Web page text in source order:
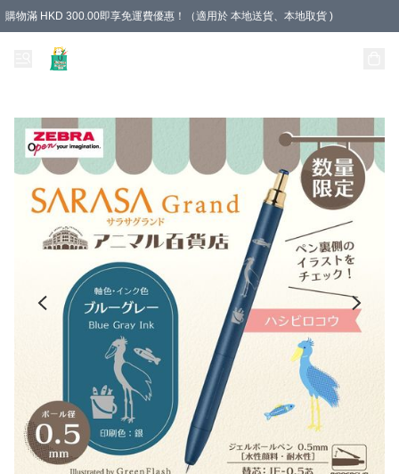
購物滿 HKD 300.00即享免運費優惠！（適用於 本地送貨、本地取貨 )